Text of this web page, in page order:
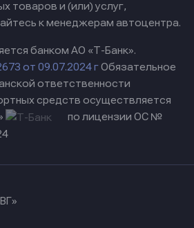
товаров и (или) услуг,
к менеджерам автоцентра.
банком АО «Т-Банк».
от 09.07.2024 гОбязательное
ответственности
средств осуществляется
по лицензии ОС №